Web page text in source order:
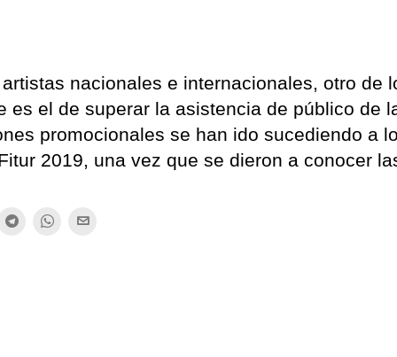
nacionales e internacionales, otro de
es el de superar la asistencia de público de
promocionales se han ido sucediendo a
2019, una vez que se dieron a conocer